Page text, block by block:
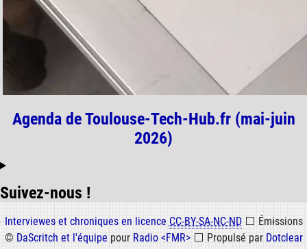
Agenda de Toulouse-Tech-Hub.fr (mai-juin
2026)
Suivez-nous !
Informations
Interviewes et chroniques en licence CC-BY-SA-NC-ND ⬜ Émissions
© DaScritch et l'équipe pour Radio <FMR> ⬜ Propulsé par Dotclear